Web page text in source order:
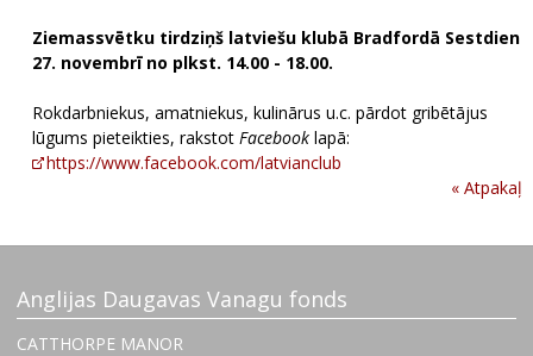
Ziemassvētku tirdziņš latviešu klubā Bradfordā Sestdien
27. novembrī no plkst. 14.00 - 18.00.
Rokdarbniekus, amatniekus, kulinārus u.c. pārdot gribētājus
lūgums pieteikties, rakstot Facebook lapā:
https://www.facebook.com/latvianclub
« Atpakaļ
Anglijas Daugavas Vanagu fonds
CATTHORPE MANOR